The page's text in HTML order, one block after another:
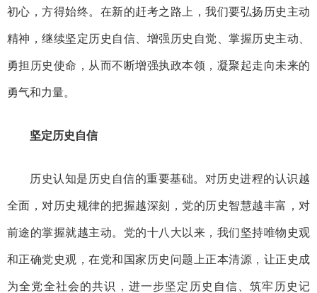
初心，方得始终。在新的赶考之路上，我们要弘扬历史主动
精神，继续坚定历史自信、增强历史自觉、掌握历史主动、
勇担历史使命，从而不断增强执政本领，凝聚起走向未来的
勇气和力量。
坚定历史自信
历史认知是历史自信的重要基础。对历史进程的认识越
全面，对历史规律的把握越深刻，党的历史智慧越丰富，对
前途的掌握就越主动。党的十八大以来，我们坚持唯物史观
和正确党史观，在党和国家历史问题上正本清源，让正史成
为全党全社会的共识，进一步坚定历史自信、筑牢历史记